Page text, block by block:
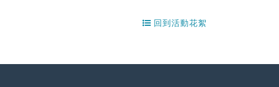
回到活動花絮